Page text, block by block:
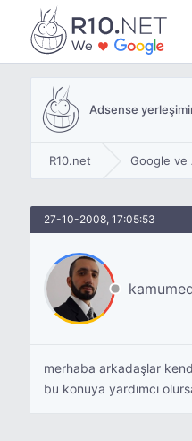
Adsense
R10.net Google ve
27-10-2008, 17:05:53
merhaba arkadaşlar
bu konuya yardımcı